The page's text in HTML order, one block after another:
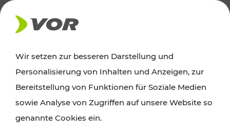
AKTUELLES
Ausflugstipps
Wien, Niederösterreich und das Burgenland
Wir setzen zur besseren Darstellung und
Personalisierung von Inhalten und Anzeigen, zur
Bereitstellung von Funktionen für Soziale Medien
sowie Analyse von Zugriffen auf unsere Website so
genannte Cookies ein.